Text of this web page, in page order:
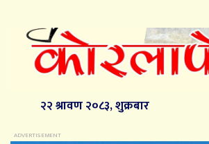
२२ श्रावण २०८३, शुक्रबार